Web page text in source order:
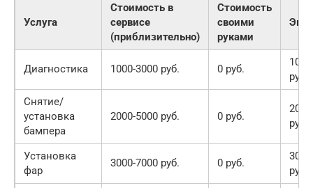
Услуга
Стоимость в
сервисе
(приблизительно)
Стоимость
своими
руками
Диагностика 1000-3000 руб. 0 руб.
руб.
Снятие/
установка
бампера
2000-5000 руб. 0 руб.
руб.
Установка
фар
3000-7000 руб. 0 руб.
руб.